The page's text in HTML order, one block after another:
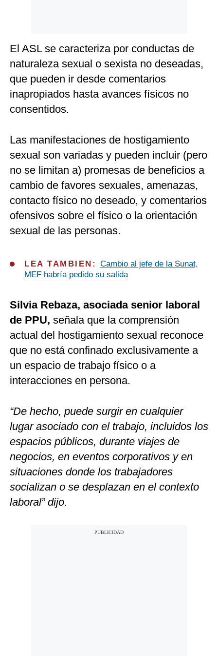
El ASL se caracteriza por conductas de
naturaleza sexual o sexista no deseadas,
que pueden ir desde comentarios
inapropiados hasta avances físicos no
consentidos.
Las manifestaciones de hostigamiento
sexual son variadas y pueden incluir (pero
no se limitan a) promesas de beneficios a
cambio de favores sexuales, amenazas,
contacto físico no deseado, y comentarios
ofensivos sobre el físico o la orientación
sexual de las personas.
LEA TAMBIEN: Cambio al jefe de la Sunat,
MEF habría pedido su salida
Silvia Rebaza, asociada senior laboral
de PPU, señala que la comprensión
actual del hostigamiento sexual reconoce
que no está confinado exclusivamente a
un espacio de trabajo físico o a
interacciones en persona.
“De hecho, puede surgir en cualquier
lugar asociado con el trabajo, incluidos los
espacios públicos, durante viajes de
negocios, en eventos corporativos y en
situaciones donde los trabajadores
socializan o se desplazan en el contexto
laboral” dijo.